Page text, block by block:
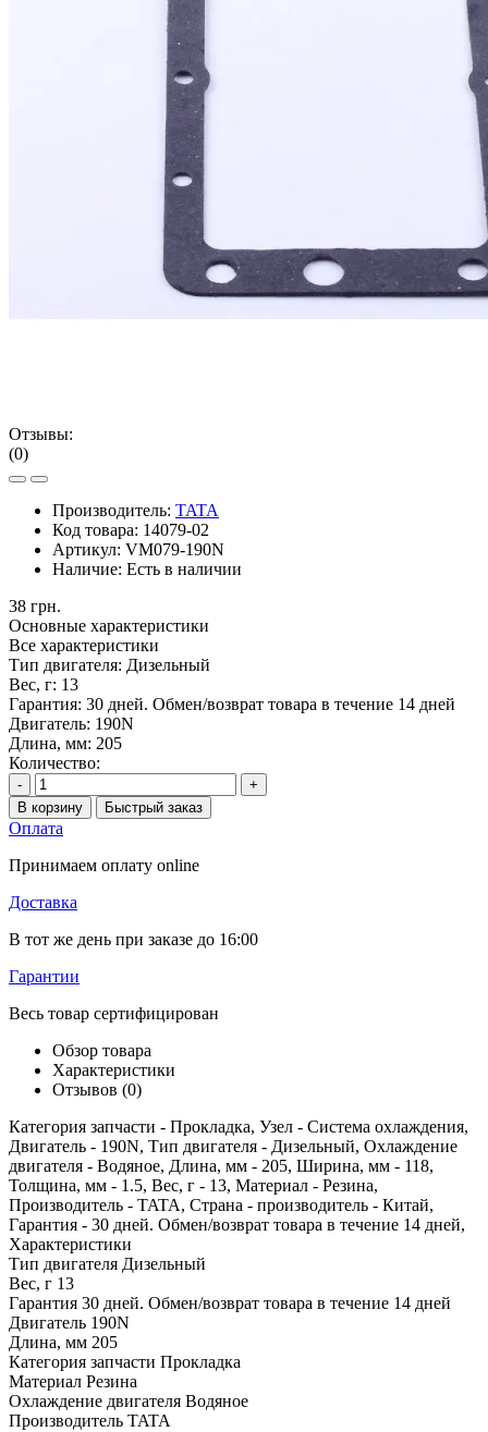
Отзывы:
(0)
Производитель: TATA
Код товара: 14079-02
Артикул: VM079-190N
Наличие: Есть в наличии
38 грн.
Основные характеристики
Все характеристики
Тип двигателя: Дизельный
Вес, г: 13
Гарантия: 30 дней. Обмен/возврат товара в течение 14 дней
Двигатель: 190N
Длина, мм: 205
Количество:
-
+
В корзину
Быстрый заказ
Оплата
Принимаем оплату online
Доставка
В тот же день при заказе до 16:00
Гарантии
Весь товар сертифицирован
Обзор товара
Характеристики
Отзывов (0)
Категория запчасти - Прокладка, Узел - Система охлаждения,
Двигатель - 190N, Тип двигателя - Дизельный, Охлаждение
двигателя - Водяное, Длина, мм - 205, Ширина, мм - 118,
Толщина, мм - 1.5, Вес, г - 13, Материал - Резина,
Производитель - TATA, Страна - производитель - Китай,
Гарантия - 30 дней. Обмен/возврат товара в течение 14 дней,
Характеристики
Тип двигателя Дизельный
Вес, г 13
Гарантия 30 дней. Обмен/возврат товара в течение 14 дней
Двигатель 190N
Длина, мм 205
Категория запчасти Прокладка
Материал Резина
Охлаждение двигателя Водяное
Производитель TATA